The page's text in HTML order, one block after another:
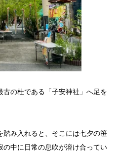
の杜である「子安神社」へ足を
踏み入れると、そこには七夕の笹
の中に日常の息吹が溶け合ってい